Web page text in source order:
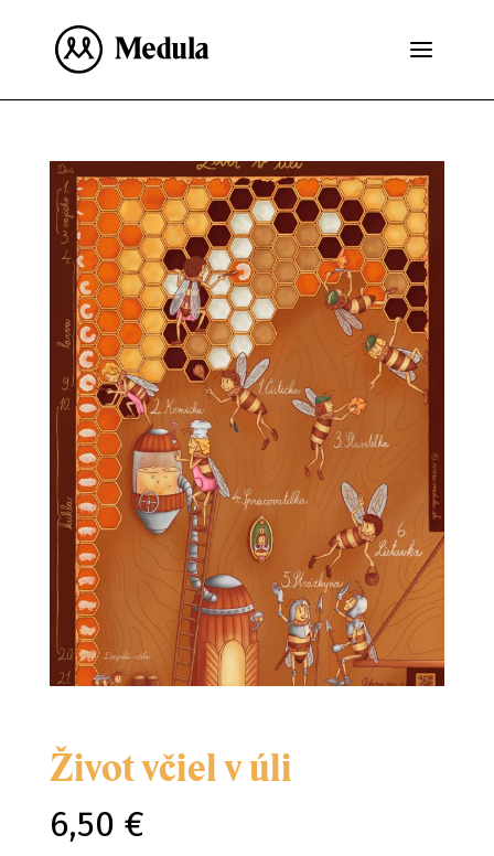
Život včiel v úli
6,50 €